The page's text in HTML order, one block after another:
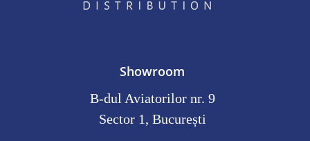
Showroom
B-dul Aviatorilor nr. 9
Sector 1, București